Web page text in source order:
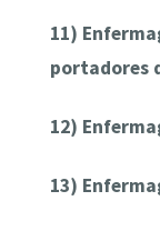
11)
portadores
12)
13)